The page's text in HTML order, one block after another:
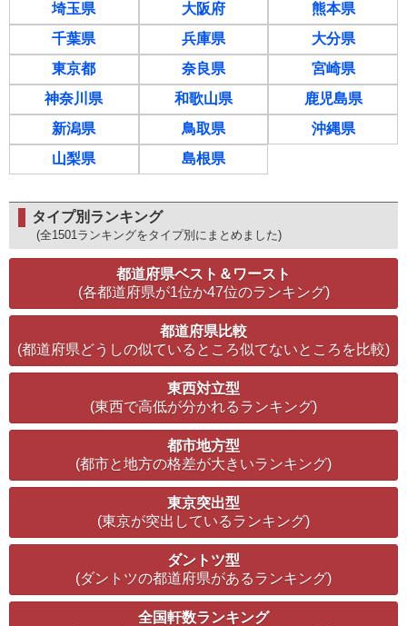
埼玉県
千葉県
東京都
神奈川県
新潟県
山梨県
大阪府
兵庫県
奈良県
和歌山県
鳥取県
島根県
熊本県
大分県
宮崎県
鹿児島県
沖縄県
タイプ別ランキング
(全1501ランキングをタイプ別にまとめました)
都道府県ベスト＆ワースト
(各都道府県が1位か47位のランキング)
都道府県比較
(都道府県どうしの似ているところ似てないところを比較)
東西対立型
(東西で高低が分かれるランキング)
都市地方型
(都市と地方の格差が大きいランキング)
東京突出型
(東京が突出しているランキング)
ダントツ型
(ダントツの都道府県があるランキング)
全国軒数ランキング